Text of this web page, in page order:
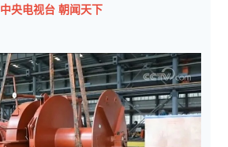
中央电视台 朝闻天下